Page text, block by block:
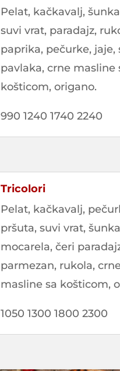
Pelat, kačkavalj,
suvi vrat, paradajz,
paprika, pečurke, jaje,
pavlaka, crne masline
košticom, origano.
990 1240 1740 2240
Tricolori
Pelat, kačkavalj,
pršuta, suvi vrat,
mocarela, čeri
parmezan, rukola,
masline sa košticom,
1050 1300 1800 2300